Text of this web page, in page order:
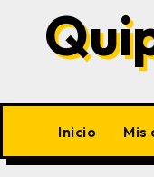
Inicio Mis